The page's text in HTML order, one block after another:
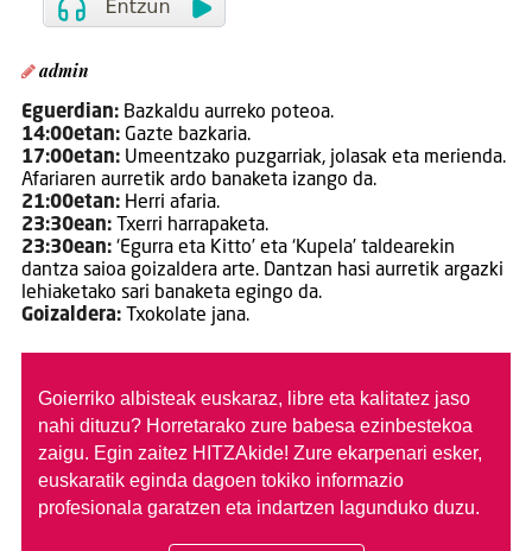
admin
Eguerdian: Bazkaldu aurreko poteoa.
14:00etan:Gazte bazkaria.
17:00etan: Umeentzako puzgarriak, jolasak eta merienda.
Afariaren aurretik ardo banaketa izango da.
21:00etan:Herri afaria.
23:30ean:Txerri harrapaketa.
23:30ean:‘Egurra eta Kitto’ eta ‘Kupela’ taldearekin
dantza saioa goizaldera arte. Dantzan hasi aurretik argazki
lehiaketako sari banaketa egingo da.
Goizaldera: Txokolate jana.
Goierriko albisteak euskaraz, libre eta kalitatez jaso
nahi dituzu? Horretarako zure babesa ezinbestekoa
zaigu. Egin zaitez HITZAkide! Zure ekarpenari esker,
euskaratik eginda dagoen tokiko informazio
profesionala garatzen eta indartzen lagunduko duzu.